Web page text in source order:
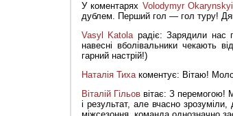
У коментарях Volodymyr Okarynskyi
дублем. Перший гол — гол туру!
Vasyl Katolaрадіє: Зарядили нас
навесні вболівальники чекають
гарний настрій!)
Наталія Тихакоментує: Вітаю!
Віталій Гільов вітає: З перемогою!
і результат, але вчасно